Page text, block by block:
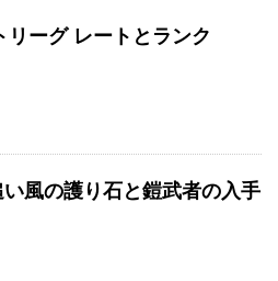
リーグ レートとランク
い風の護り石と鎧武者の入手